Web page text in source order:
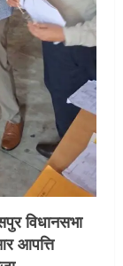
से
विधानसभा
आपत्ति